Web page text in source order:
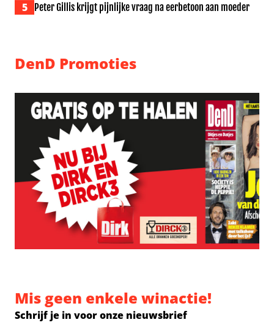
5 Peter Gillis krijgt pijnlijke vraag na eerbetoon aan moeder
DenD Promoties
Mis geen enkele winactie!
Schrijf je in voor onze nieuwsbrief